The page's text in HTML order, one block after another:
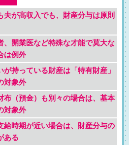
夫が高収入でも、財産分与は原則
、開業医など特殊な才能で莫大な
は例外
持っている財産は「特有財産」
対象外
布（預金）も別々の場合は、基本
対象外
給時期が近い場合は、財産分与の
ある